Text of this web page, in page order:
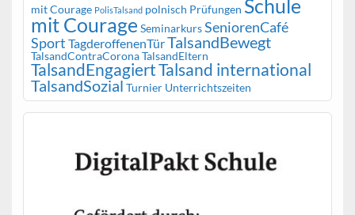
mit Courage PolisTalsand polnisch Prüfungen Schule
mit Courage SeminarkursSeniorenCafé
Sport TagderoffenenTürTalsandBewegt
TalsandContraCoronaTalsandEltern
TalsandEngagiertTalsand international
TalsandSozial Turnier Unterrichtszeiten